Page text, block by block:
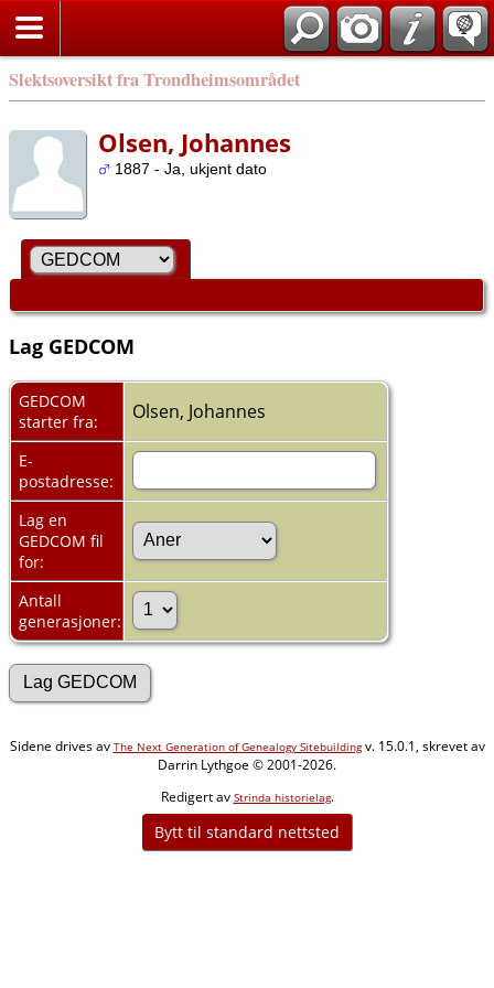
Slektsoversikt fra Trondheimsområdet
Olsen, Johannes
1887 - Ja, ukjent dato
Lag GEDCOM
GEDCOM
starter fra:
Olsen, Johannes
E-
postadresse:
Lag en
GEDCOM fil
for:
Antall
generasjoner:
Sidene drives av The Next Generation of Genealogy Sitebuildingv. 15.0.1, skrevet av
Darrin Lythgoe © 2001-2026.
Redigert av Strinda historielag.
Bytt til standard nettsted